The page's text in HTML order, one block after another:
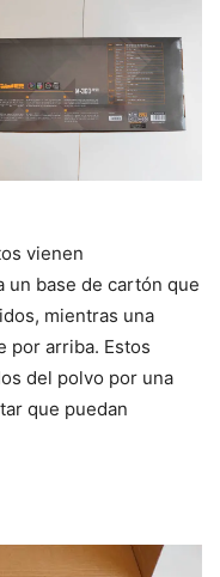
vienen
un base de cartón que
mientras una
por arriba. Estos
del polvo por una
que puedan